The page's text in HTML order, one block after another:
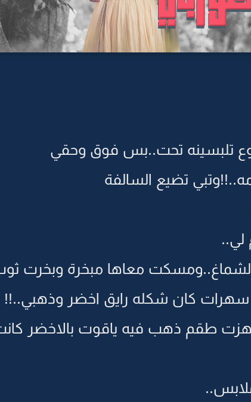
تلبسينه تحت..بس فوق وحقي
تضيع السالفة
لي..
معاها مبخرة وبخرت
كان شكله رايق اخضر
طقم ذهب فيه ياقوت بالاخضر